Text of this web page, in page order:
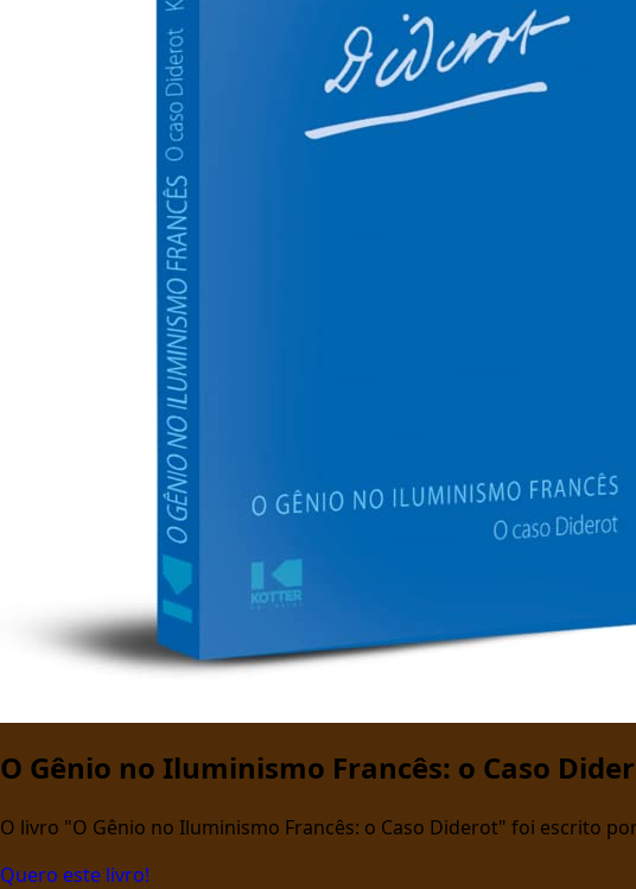
O Gênio no Iluminismo Francês: o Caso
O livro "O Gênio no Iluminismo Francês: o Caso Diderot" foi escrito por
Quero este livro!